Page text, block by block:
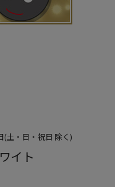
土・日・祝日 除く)
イト